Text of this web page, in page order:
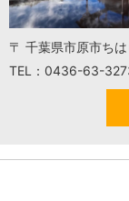
〒 千葉県市原市ち
TEL：0436-63-